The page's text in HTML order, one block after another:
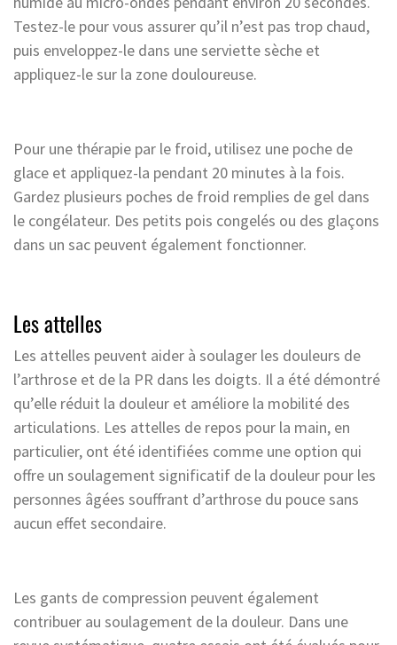
Testez-le pour vous assurer qu’il n’est pas trop chaud,
puis enveloppez-le dans une serviette sèche et
appliquez-le sur la zone douloureuse.
Pour une thérapie par le froid, utilisez une poche de
glace et appliquez-la pendant 20 minutes à la fois.
Gardez plusieurs poches de froid remplies de gel dans
le congélateur. Des petits pois congelés ou des glaçons
dans un sac peuvent également fonctionner.
Les attelles
Les attelles peuvent aider à soulager les douleurs de
l’arthrose et de la PR dans les doigts. Il a été démontré
qu’elle réduit la douleur et améliore la mobilité des
articulations. Les attelles de repos pour la main, en
particulier, ont été identifiées comme une option qui
offre un soulagement significatif de la douleur pour les
personnes âgées souffrant d’arthrose du pouce sans
aucun effet secondaire.
Les gants de compression peuvent également
contribuer au soulagement de la douleur. Dans une